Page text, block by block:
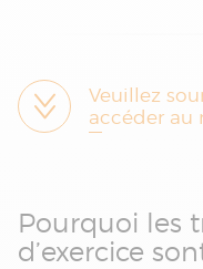
Veuillez
accéder au
Pourquoi les
d’exercice